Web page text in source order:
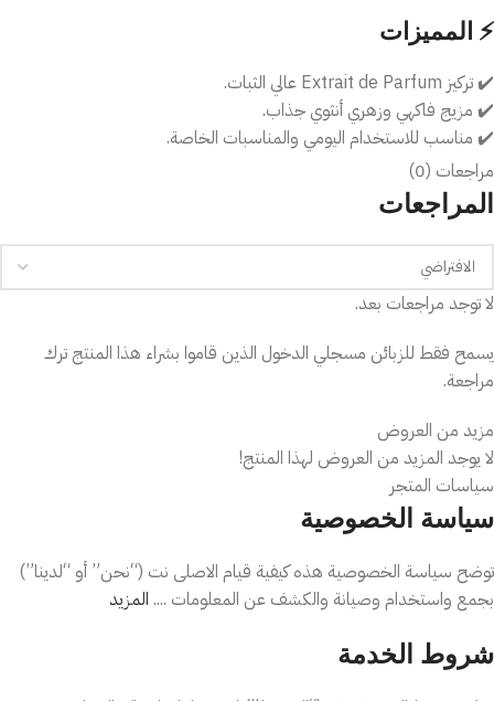
⚡ المميزات
✔️ تركيز Extrait de Parfum عالي الثبات.
✔️ مزيج فاكهي وزهري أنثوي جذاب.
✔️ مناسب للاستخدام اليومي والمناسبات الخاصة.
✔️ فوحان مميز يلفت الانتباه.
✔️ رائحة عصرية تناسب مختلف الأذواق.
💡 لماذا تختار هذا المنتج؟
يمنحك إحساسًا بالحيوية والثقة.
تركيبة متوازنة بين الانتعاش والأنوثة.
رائحة محبوبة وسهلة الارتداء طوال العام.
المقدمة:فواكه استوائية منعشة ولمسات حمضية مشرقة.
القلب:زهور الفاوانيا والياسمين الناعم.
القاعدة:مسك ناعم وأخشاب دافئة.
📦 محتويات العبوة
تأتي بحجمين:
مراجعات (0)
المراجعات
لا توجد مراجعات بعد.
يسمح فقط للزبائن مسجلي الدخول الذين قاموا بشراء هذا المنتج ترك
مراجعة.
مزيد من العروض
لا يوجد المزيد من العروض لهذا المنتج!
سياسات المتجر
سياسة الخصوصية
توضح سياسة الخصوصية هذه كيفية قيام الاصلى نت (“نحن” أو “لدينا”)
بجمع واستخدام وصيانة والكشف عن المعلومات .... المزيد
شروط الخدمة